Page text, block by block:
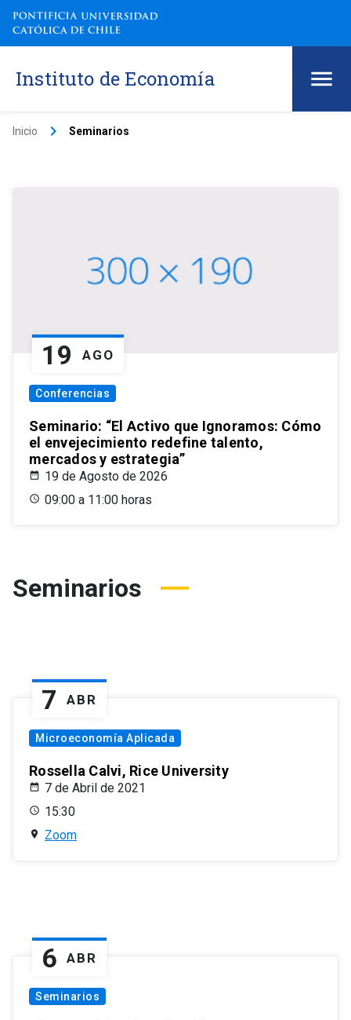
Instituto de Economía
Inicio keyboard_arrow_right Seminarios
19 AGO
Conferencias
Seminario: “El Activo que Ignoramos: Cómo
el envejecimiento redefine talento,
mercados y estrategia”
19 de Agosto de 2026
09:00 a 11:00 horas
Seminarios
7 ABR
Microeconomía Aplicada
Rossella Calvi, Rice University
7 de Abril de 2021
15:30
Zoom
6 ABR
Seminarios